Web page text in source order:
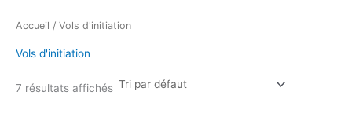
Accueil / Vols d'initiation
Vols d'initiation
7 résultats affichés